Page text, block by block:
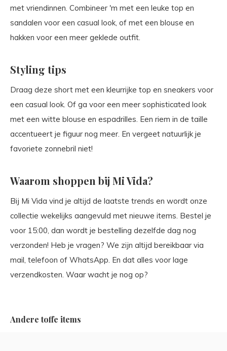
met vriendinnen. Combineer 'm met een leuke top en
sandalen voor een casual look, of met een blouse en
hakken voor een meer geklede outfit.
Styling tips
Draag deze short met een kleurrijke top en sneakers voor
een casual look. Of ga voor een meer sophisticated look
met een witte blouse en espadrilles. Een riem in de taille
accentueert je figuur nog meer. En vergeet natuurlijk je
favoriete zonnebril niet!
Waarom shoppen bij Mi Vida?
Bij Mi Vida vind je altijd de laatste trends en wordt onze
collectie wekelijks aangevuld met nieuwe items. Bestel je
voor 15:00, dan wordt je bestelling dezelfde dag nog
verzonden! Heb je vragen? We zijn altijd bereikbaar via
mail, telefoon of WhatsApp. En dat alles voor lage
verzendkosten. Waar wacht je nog op?
Andere toffe items